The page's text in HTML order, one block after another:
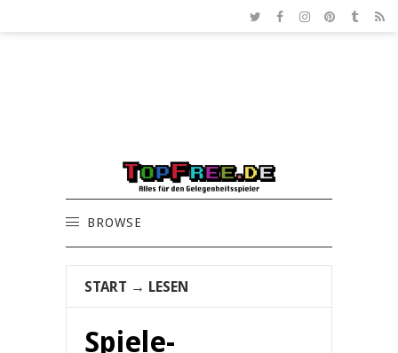
BROWSE
START → LESEN
Spiele-